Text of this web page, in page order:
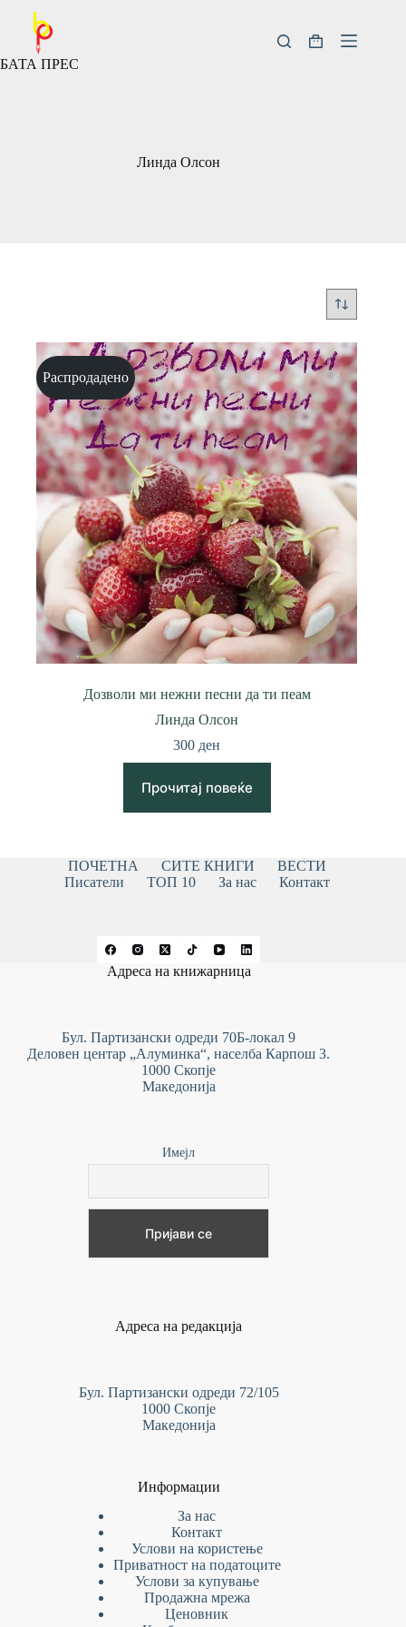
содржината
БАТА ПРЕС
Кошничка
Линда Олсон
Распродадено
Дозволи ми нежни песни да ти пеам
Линда Олсон
300 ден
Прочитај повеќе
ПОЧЕТНА СИТЕ КНИГИ
ВЕСТИ
Писатели
ТОП 10 За нас Контакт
Адреса на книжарница
Бул. Партизански одреди 70Б-локал 9
Деловен центар „Алуминка“, населба Карпош 3.
1000 Скопје
Македонија
Имејл
Адреса на редакција
Бул. Партизански одреди 72/105
1000 Скопје
Македонија
Информации
За нас
Контакт
Услови на користење
Приватност на податоците
Услови за купување
Продажна мрежа
Ценовник